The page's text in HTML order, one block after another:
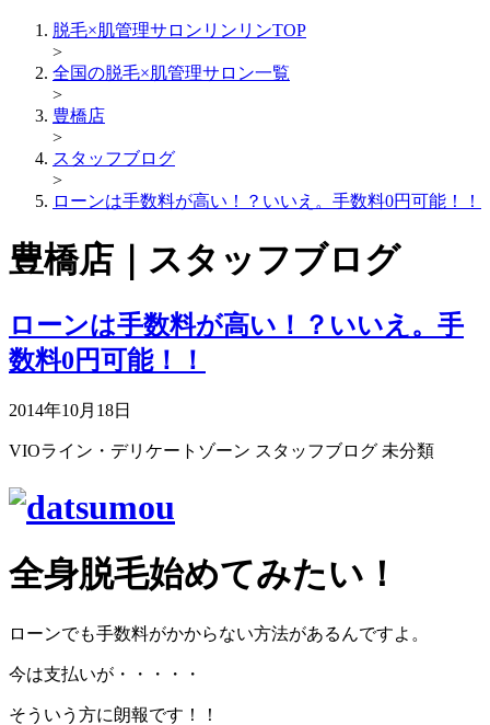
脱毛×肌管理サロンリンリンTOP
>
全国の脱毛×肌管理サロン一覧
>
豊橋店
>
スタッフブログ
>
ローンは手数料が高い！？いいえ。手数料0円可能！！
豊橋店｜スタッフブログ
ローンは手数料が高い！？いいえ。手
数料0円可能！！
2014年10月18日
VIOライン・デリケートゾーン スタッフブログ 未分類
全身脱毛始めてみたい！
ローンでも手数料がかからない方法があるんですよ。
今は支払いが・・・・・
そういう方に朗報です！！